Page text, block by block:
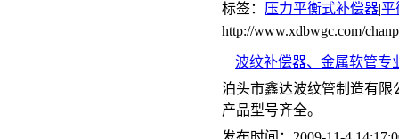
标签： 压力平衡式补偿器|平
http://www.xdbwgc.com/
波纹补偿器、金属软管专
泊头市鑫达波纹管制造有
产品型号齐全。